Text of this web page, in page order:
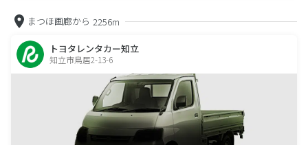
まつほ画廊から 2256m
トヨタレンタカー知立
知立市鳥居2-13-6